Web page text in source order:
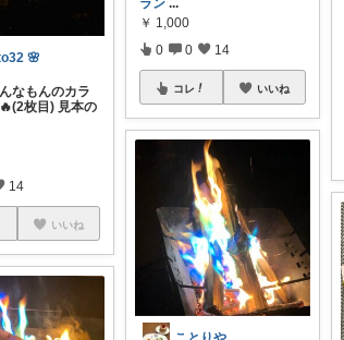
🌸
なもんのカラ
枚目) 見本の
14
いいね
ラン ...
￥ 1,000
0 0 14
コレ いいね